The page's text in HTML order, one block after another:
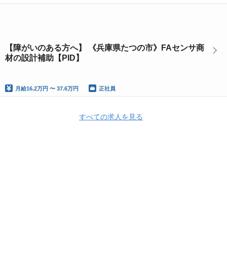
【障がいのある方へ】 《兵庫県たつの市》FAセンサ商
材の設計補助【PID】
月給16.2万円 〜 37.6万円 正社員
すべての求人を見る